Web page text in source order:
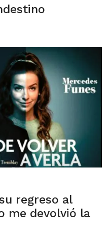
regreso al
me devolvió la